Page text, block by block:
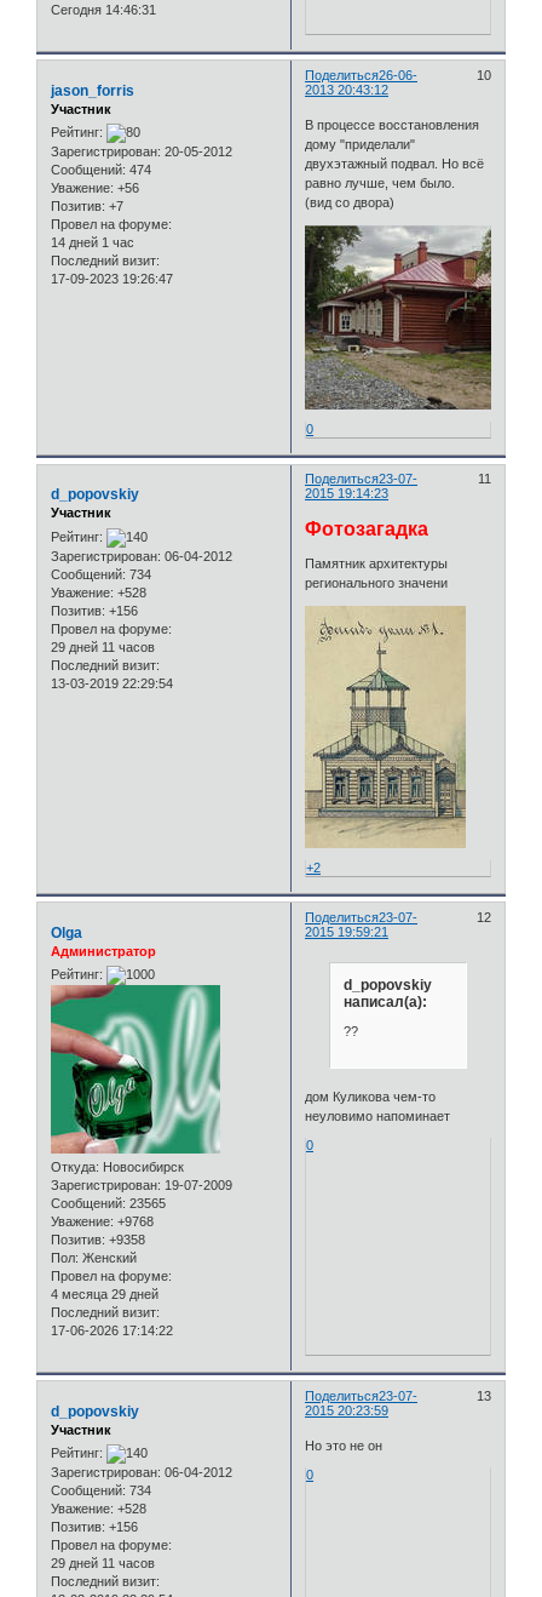
Сегодня 14:46:31
Поделиться 10
26-06-
2013 20:43:12
jason_forris
Участник
Рейтинг:
Зарегистрирован: 20-05-2012
Сообщений: 474
Уважение: +56
Позитив: +7
Провел на форуме:
14 дней 1 час
Последний визит:
17-09-2023 19:26:47
В процессе восстановления
дому "приделали"
двухэтажный подвал. Но всё
равно лучше, чем было.
(вид со двора)
0
Поделиться 11
23-07-
2015 19:14:23
d_popovskiy
Участник
Рейтинг:
Зарегистрирован: 06-04-2012
Сообщений: 734
Уважение: +528
Позитив: +156
Провел на форуме:
29 дней 11 часов
Последний визит:
13-03-2019 22:29:54
Фотозагадка
Памятник архитектуры
регионального значени
+2
Поделиться 12
23-07-
2015 19:59:21
Olga
Администратор
Рейтинг:
Откуда: Новосибирск
Зарегистрирован: 19-07-2009
Сообщений: 23565
Уважение: +9768
Позитив: +9358
Пол: Женский
Провел на форуме:
4 месяца 29 дней
Последний визит:
17-06-2026 17:14:22
d_popovskiy
написал(а):
??
дом Куликова чем-то
неуловимо напоминает
0
Поделиться 13
23-07-
2015 20:23:59
d_popovskiy
Участник
Рейтинг:
Зарегистрирован: 06-04-2012
Сообщений: 734
Уважение: +528
Позитив: +156
Провел на форуме:
29 дней 11 часов
Последний визит:
Но это не он
0